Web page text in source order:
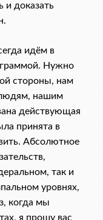
и доказать
идём в
Нужно
стороны, нам
нашим
действующая
принята в
Абсолютное
так и
уровнях,
когда мы
я прошу вас